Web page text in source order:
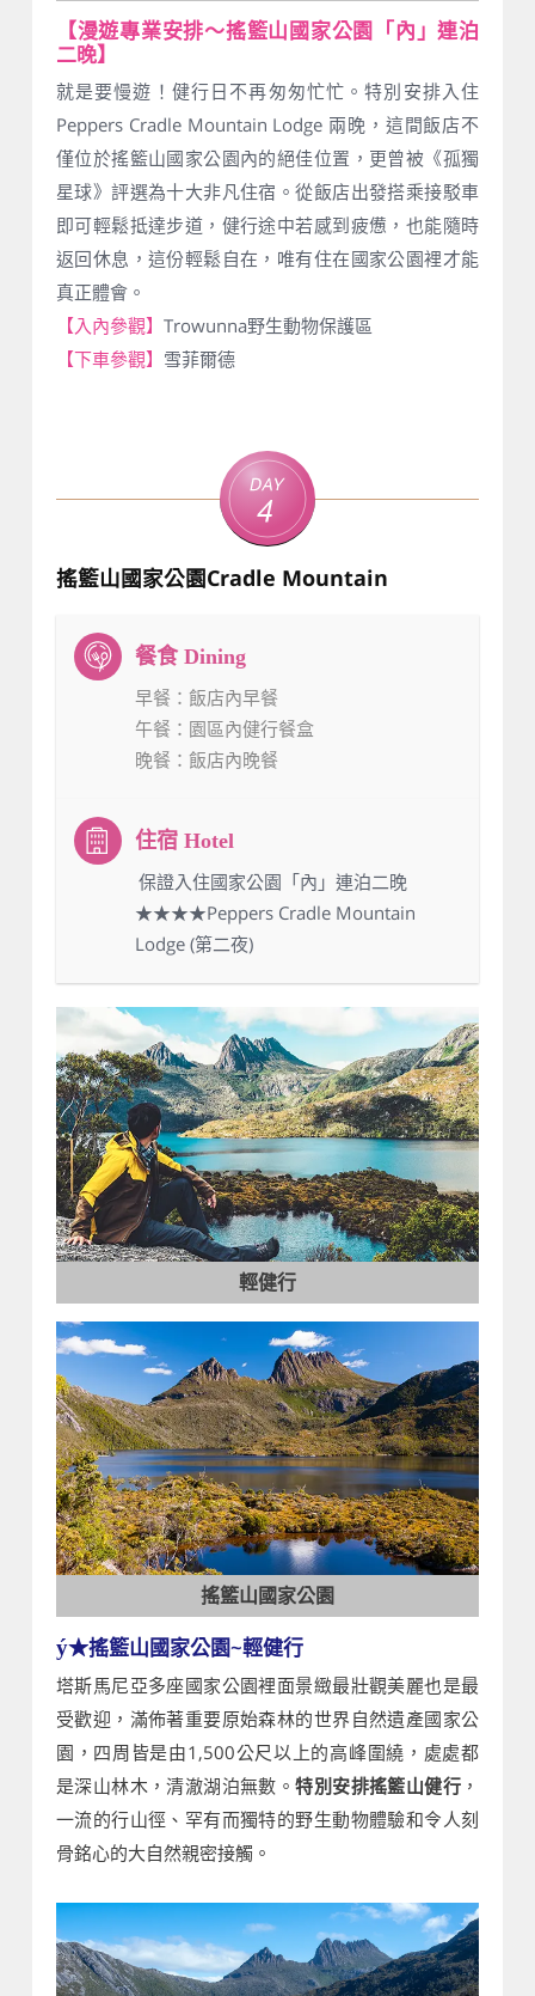
【漫遊專業安排～搖籃山國家公園「內」連泊
二晚】
就是要慢遊！健行日不再匆匆忙忙。特別安排入住
Peppers Cradle Mountain Lodge 兩晚，這間飯店不
僅位於搖籃山國家公園內的絕佳位置，更曾被《孤獨
星球》評選為十大非凡住宿。從飯店出發搭乘接駁車
即可輕鬆抵達步道，健行途中若感到疲憊，也能隨時
返回休息，這份輕鬆自在，唯有住在國家公園裡才能
真正體會。
【入內參觀】 Trowunna野生動物保護區
【下車參觀】 雪菲爾德
Day
4
搖籃山國家公園Cradle Mountain
早餐 ：飯店內早餐
午餐 ：園區內健行餐盒
晚餐 ：飯店內晚餐
：保證入住國家公園「內」連泊二晚
★★★★Peppers Cradle Mountain
Lodge (第二夜)
輕健行
搖籃山國家公園
ý★搖籃山國家公園~輕健行
塔斯馬尼亞多座國家公園裡面景緻最壯觀美麗也是最
受歡迎，滿佈著重要原始森林的世界自然遺產國家公
園，四周皆是由1,500公尺以上的高峰圍繞，處處都
是深山林木，清澈湖泊無數。特別安排搖籃山健行 ，
一流的行山徑、罕有而獨特的野生動物體驗和令人刻
骨銘心的大自然親密接觸。